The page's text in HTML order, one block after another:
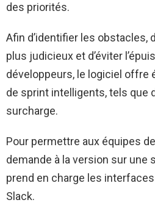
des priorités.
Afin d’identifier les obstacles,
plus judicieux et d’éviter
développeurs, le logiciel offre
de sprint intelligents, tels que
surcharge.
Pour permettre aux équipes
demande à la version sur une
prend en charge les
Slack.